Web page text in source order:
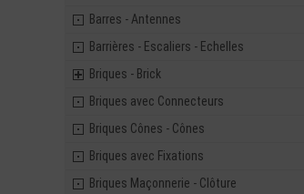
Barres - Antennes
Barrières - Escaliers - Echelles
Briques - Brick
Briques avec Connecteurs
Briques Cônes - Cônes
Briques avec Fixations
Briques Maçonnerie - Clôture